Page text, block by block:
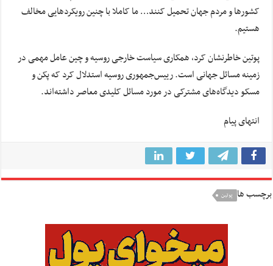
کشورها و مردم جهان تحمیل کنند… ما کاملا با چنین رویکردهایی مخالف
هستیم.
پوتین خاطرنشان کرد، همکاری سیاست خارجی روسیه و چین عامل مهمی در
زمینه مسائل جهانی است. رییس‌جمهوری روسیه استدلال کرد که پکن و
مسکو دیدگاه‌های مشترکی در مورد مسائل کلیدی معاصر داشته‌اند.
انتهای پیام
برچسب ها پوتين